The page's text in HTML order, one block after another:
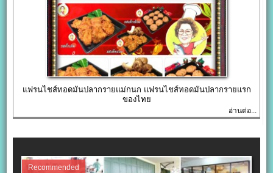
แฟรนไชส์ทอดมันปลากรายแม่กนก แฟรนไชส์ทอดมันปลากรายแรก
ของไทย
อ่านต่อ...
Recommended